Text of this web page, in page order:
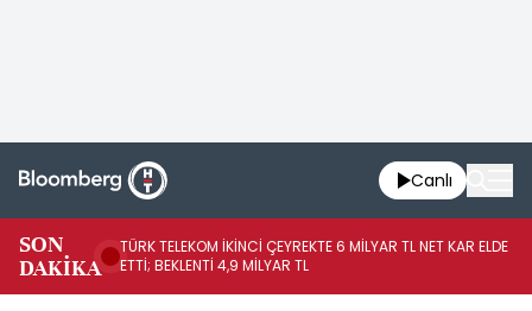
Canlı
SON
DAKİKA
TÜRK TELEKOM İKİNCİ ÇEYREKTE 6 MİLYAR TL NET KAR ELDE
ETTİ; BEKLENTİ 4,9 MİLYAR TL